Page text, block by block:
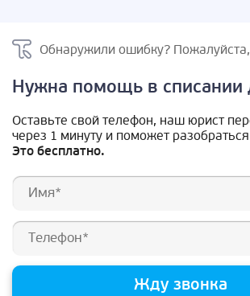
Обнаружили ошибку?
Нужна помощь в списании
Оставьте свой телефон, наш юрист
через 1 минуту и поможет
Это бесплатно.
Жду звонка